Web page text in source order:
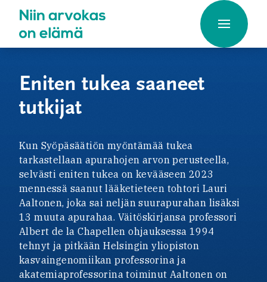
Hyppää
sisältöön
Eniten tukea saaneet
tutkijat
Kun Syöpäsäätiön myöntämää tukea
tarkastellaan apurahojen arvon perusteella,
selvästi eniten tukea on kevääseen 2023
mennessä saanut lääketieteen tohtori Lauri
Aaltonen, joka sai neljän suurapurahan lisäksi
13 muuta apurahaa. Väitöskirjansa professori
Albert de la Chapellen ohjauksessa 1994
tehnyt ja pitkään Helsingin yliopiston
kasvaingenomiikan professorina ja
akatemiaprofessorina toiminut Aaltonen on